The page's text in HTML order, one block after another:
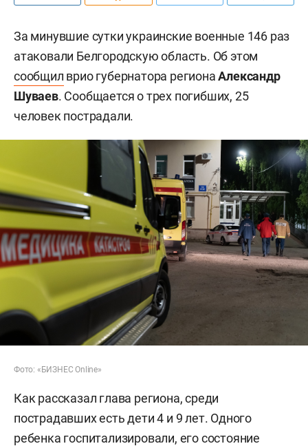
За минувшие сутки украинские военные 146 раз
атаковали Белгородскую область. Об этом
сообщил врио губернатора регионаАлександр
Шуваев. Сообщается о трех погибших, 25
человек пострадали.
Фото: «БИЗНЕС Online»
Как рассказал глава региона, среди
пострадавших есть дети 4 и 9 лет. Одного
ребенка госпитализировали, его состояние